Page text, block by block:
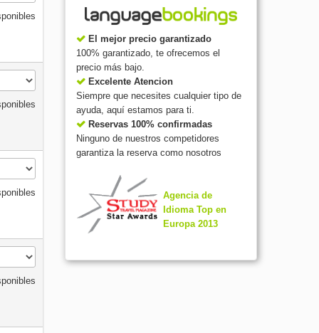
El mejor precio garantizado
100% garantizado, te ofrecemos el
precio más bajo.
Excelente Atencion
Siempre que necesites cualquier tipo de
ayuda, aquí estamos para ti.
Reservas 100% confirmadas
Ninguno de nuestros competidores
garantiza la reserva como nosotros
Agencia de
Idioma Top en
Europa 2013